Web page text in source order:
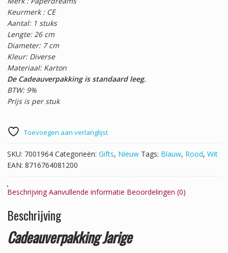
Keurmerk : CE
Aantal: 1 stuks
Lengte: 26 cm
Diameter: 7 cm
Kleur: Diverse
Materiaal: Karton
De Cadeauverpakking is standaard leeg.
BTW: 9%
Prijs is per stuk
Toevoegen aan verlanglijst
SKU: 7001964 Categorieën: Gifts, Nieuw Tags: Blauw, Rood, Wit
EAN: 8716764081200
Beschrijving Aanvullende informatie Beoordelingen (0)
Beschrijving
Cadeauverpakking Jarige